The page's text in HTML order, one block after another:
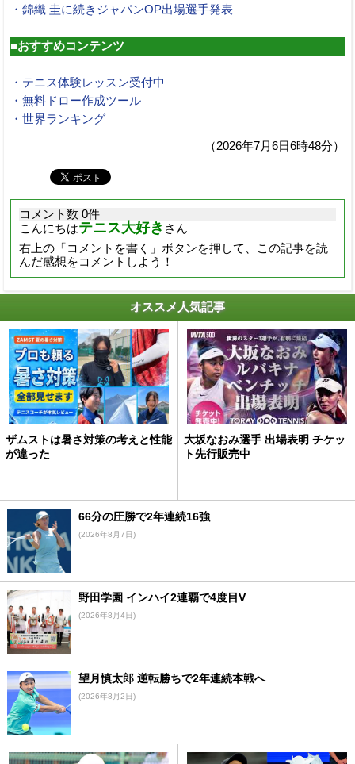
・錦織 圭に続きジャパンOP出場選手発表
■おすすめコンテンツ
・テニス体験レッスン受付中
・無料ドロー作成ツール
・世界ランキング
（2026年7月6日6時48分）
コメント数 0件
こんにちはテニス大好き さん
右上の「コメントを書く」ボタンを押して、この記事を読
んだ感想をコメントしよう！
オススメ人気記事
ザムストは暑さ対策の考えと性能
が違った
大坂なおみ選手 出場表明 チケッ
ト先行販売中
66分の圧勝で2年連続16強
(2026年8月7日)
野田学園 インハイ2連覇で4度目V
(2026年8月4日)
望月慎太郎 逆転勝ちで2年連続本戦へ
(2026年8月2日)